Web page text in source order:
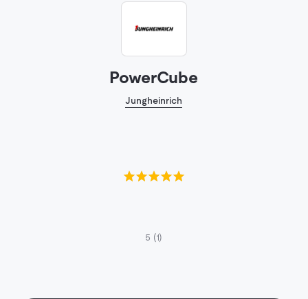
PowerCube
Jungheinrich
5 (1)